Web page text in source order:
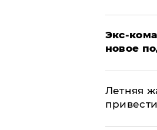
Экс-
новое
Летняя